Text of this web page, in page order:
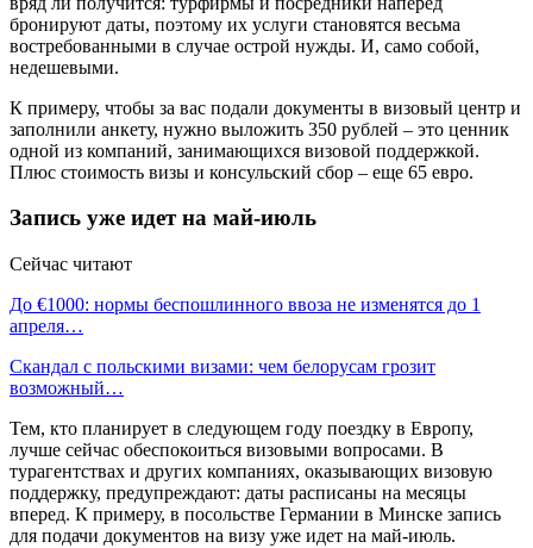
бронируют даты, поэтому их услуги становятся весьма
востребованными в случае острой нужды. И, само собой,
недешевыми.
К примеру, чтобы за вас подали документы в визовый центр и
заполнили анкету, нужно выложить 350 рублей – это ценник
одной из компаний, занимающихся визовой поддержкой.
Плюс стоимость визы и консульский сбор – еще 65 евро.
Запись уже идет на май-июль
Сейчас читают
До €1000: нормы беспошлинного ввоза не изменятся до 1
апреля…
Скандал с польскими визами: чем белорусам грозит
возможный…
Тем, кто планирует в следующем году поездку в Европу,
лучше сейчас обеспокоиться визовыми вопросами. В
турагентствах и других компаниях, оказывающих визовую
поддержку, предупреждают: даты расписаны на месяцы
вперед. К примеру, в посольстве Германии в Минске запись
для подачи документов на визу уже идет на май-июль.